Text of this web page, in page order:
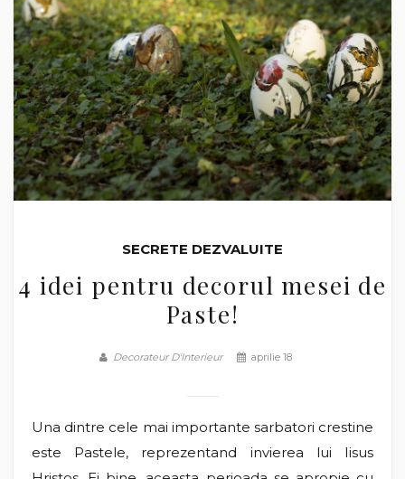
SECRETE DEZVALUITE
4 idei pentru decorul mesei de
Paste!
Decorateur D'Interieur aprilie 18
Una dintre cele mai importante sarbatori crestine
este Pastele, reprezentand invierea lui Iisus